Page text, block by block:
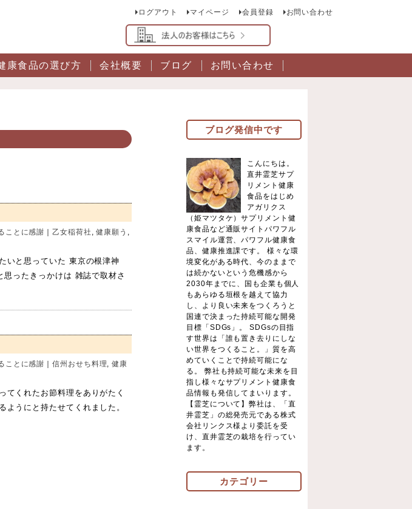
ログアウト マイページ 会員登録 お問い合わせ
康食品の選び方 会社概要 ブログ お問い合わせ
ことに感謝 ｜乙女稲荷社 ,健康願う
いと思っていた 東京の根津神
ったきっかけは 雑誌で取材さ
ことに感謝 ｜信州おせち料理 ,健康
てくれたお節料理をありがたく
ようにと持たせてくれました。
ブログ発信中です
こんにちは。
直井霊芝サプ
リメント健康
食品をはじめ
アガリクス
（姫マツタケ）サプリメント健
康食品など通販サイトパワフル
スマイル運営、パワフル健康食
品、健康推進課です。 様々な環
境変化がある時代、今のままで
は続かないという危機感から
2030年までに、国も企業も個人
もあらゆる垣根を越えて協力
し、より良い未来をつくろうと
国連で決まった持続可能な開発
目標「SDGs」。 SDGsの目指
す世界は「誰も置き去りにしな
い世界をつくること。」質を高
めていくことで持続可能にな
る。 弊社も持続可能な未来を目
指し様々なサプリメント健康食
品情報も発信してまいります。
【霊芝について】弊社は、「直
井霊芝」の総発売元である株式
会社リンクス様より委託を受
け、直井霊芝の栽培を行ってい
ます。
カテゴリー